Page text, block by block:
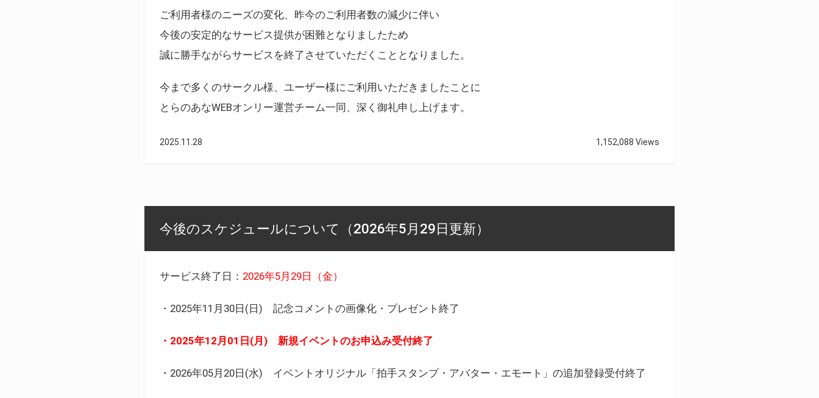
ご利用者様のニーズの変化、昨今のご利用者数の減少に伴い
今後の安定的なサービス提供が困難となりましたため
誠に勝手ながらサービスを終了させていただくこととなりました。
今まで多くのサークル様、ユーザー様にご利用いただきましたことに
とらのあなWEBオンリー運営チーム一同、深く御礼申し上げます。
2025.11.28 1,152,088 Views
今後のスケジュールについて（2026年5月29日更新）
サービス終了日： 2026年5月29日（金）
・2025年11月30日(日) 記念コメントの画像化・プレゼント終了
・2025年12月01日(月) 新規イベントのお申込み受付終了
・2026年05月20日(水) イベントオリジナル「拍手スタンプ・アバター・エモート」の追加登録受付終了